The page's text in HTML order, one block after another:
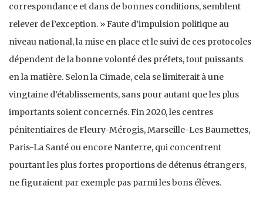
correspondance et dans de bonnes conditions, semblent
relever de l’exception. » Faute d’impulsion politique au
niveau national, la mise en place et le suivi de ces protocoles
dépendent de la bonne volonté des préfets, tout puissants
en la matière. Selon la Cimade, cela se limiterait à une
vingtaine d’établissements, sans pour autant que les plus
importants soient concernés. Fin 2020, les centres
pénitentiaires de Fleury-Mérogis, Marseille-Les Baumettes,
Paris-La Santé ou encore Nanterre, qui concentrent
pourtant les plus fortes proportions de détenus étrangers,
ne figuraient par exemple pas parmi les bons élèves.